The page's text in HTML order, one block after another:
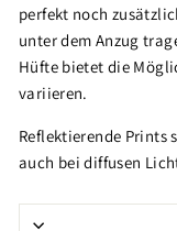
perfekt noch
unter dem Anzug
Hüfte bietet die
variieren.
Reflektierende Prints
auch bei diffusen